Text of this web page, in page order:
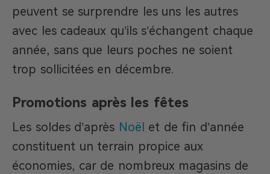
peuvent se surprendre les uns les autres
avec les cadeaux qu’ils s’échangent chaque
année, sans que leurs poches ne soient
trop sollicitées en décembre.
Promotions après les fêtes
Les soldes d’après Noël et de fin d’année
constituent un terrain propice aux
économies, car de nombreux magasins de